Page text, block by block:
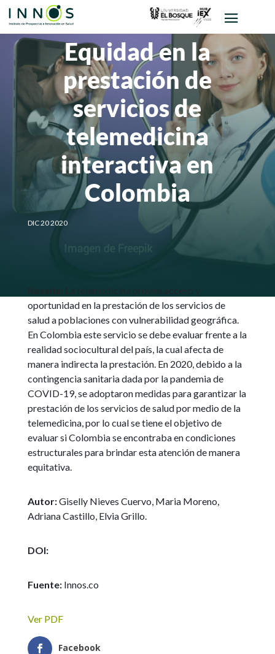
Equidad en la
prestación de
servicios de
telemedicina
interactiva en
Colombia
DIC 20 2020
oportunidad en la prestación de los servicios de
salud a poblaciones con vulnerabilidad geográfica.
En Colombia este servicio se debe evaluar frente a la
realidad sociocultural del país, la cual afecta de
manera indirecta la prestación. En 2020, debido a la
contingencia sanitaria dada por la pandemia de
COVID-19, se adoptaron medidas para garantizar la
prestación de los servicios de salud por medio de la
telemedicina, por lo cual se tiene el objetivo de
evaluar si Colombia se encontraba en condiciones
estructurales para brindar esta atención de manera
equitativa.
Autor:Giselly Nieves Cuervo, Maria Moreno,
Adriana Castillo, Elvia Grillo.
DOI:
Fuente: Innos.co
Ver PDF
Facebook